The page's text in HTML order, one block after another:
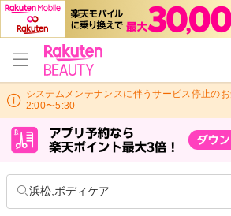
システムメンテナンスに伴うサービス停止の
2:00〜5:30
浜松,ボディケア